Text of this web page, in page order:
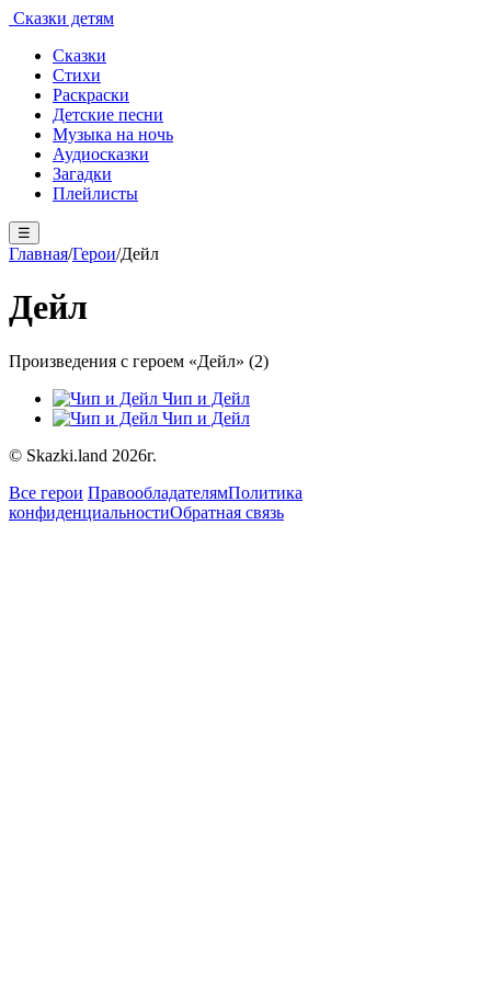
Сказки детям
Сказки
Стихи
Раскраски
Детские песни
Музыка на ночь
Аудиосказки
Загадки
Плейлисты
☰
Главная/Герои/Дейл
Дейл
Произведения с героем «Дейл» (2)
Чип и Дейл
Чип и Дейл
© Skazki.land 2026г.
Все герои ПравообладателямПолитика
конфиденциальностиОбратная связь